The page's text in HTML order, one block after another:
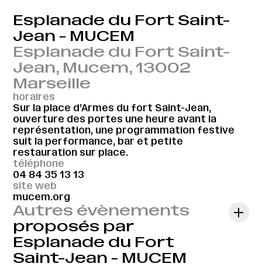
Esplanade du Fort Saint-
Jean - MUCEM
Esplanade du Fort Saint-
Jean, Mucem, 13002
Marseille
horaires
Sur la place d’Armes du fort Saint-Jean,
ouverture des portes une heure avant la
représentation, une programmation festive
suit la performance, bar et petite
restauration sur place.
téléphone
04 84 35 13 13
site web
mucem.org
Autres évènements
proposés par
Esplanade du Fort
Saint-Jean - MUCEM